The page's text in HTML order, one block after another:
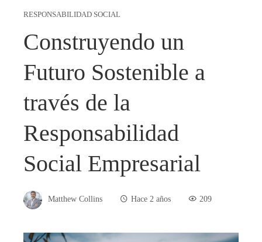
RESPONSABILIDAD SOCIAL
Construyendo un
Futuro Sostenible a
través de la
Responsabilidad
Social Empresarial
Matthew Collins Hace 2 años 209